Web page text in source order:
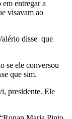
entregar a
visavam ao
disse que
se ele conversou
que sim.
presidente. Ele